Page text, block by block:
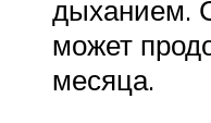
дыханием.
может
месяца.